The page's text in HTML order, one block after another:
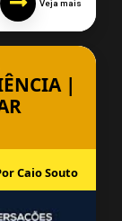
Veja mais
|
Caio Souto